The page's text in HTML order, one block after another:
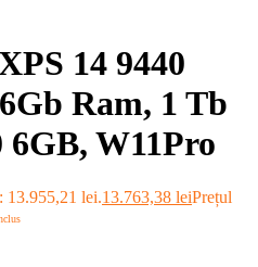
14 9440
Ram, 1 Tb
6GB, W11Pro
13.955,21 lei.13.763,38 leiPrețul